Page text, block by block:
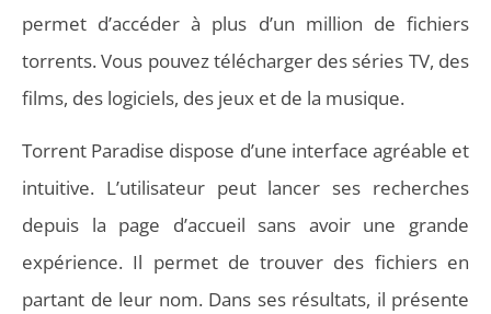
permet d’accéder à plus d’un million de fichiers
torrents. Vous pouvez télécharger des séries TV, des
films, des logiciels, des jeux et de la musique.
Torrent Paradise dispose d’une interface agréable et
intuitive. L’utilisateur peut lancer ses recherches
depuis la page d’accueil sans avoir une grande
expérience. Il permet de trouver des fichiers en
partant de leur nom. Dans ses résultats, il présente